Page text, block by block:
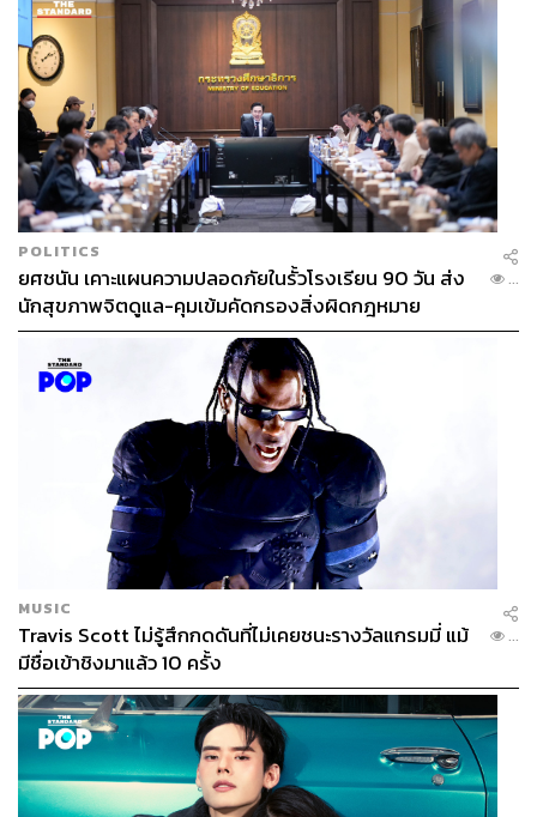
POLITICS
ยศชนัน เคาะแผนความปลอดภัยในรั้วโรงเรียน 90 วัน ส่ง
นักสุขภาพจิตดูแล-คุมเข้มคัดกรองสิ่งผิดกฎหมาย
...
MUSIC
Travis Scott ไม่รู้สึกกดดันที่ไม่เคยชนะรางวัลแกรมมี่ แม้
มีชื่อเข้าชิงมาแล้ว 10 ครั้ง
...